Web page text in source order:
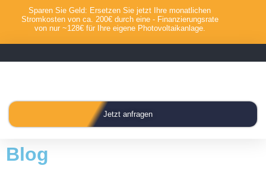
Sparen Sie Geld: Ersetzen Sie jetzt Ihre monatlichen
Stromkosten von ca. 200€ durch eine - Finanzierungsrate
von nur ~128€ für Ihre eigene Photovoltaikanlage.
Jetzt anfragen
Blog